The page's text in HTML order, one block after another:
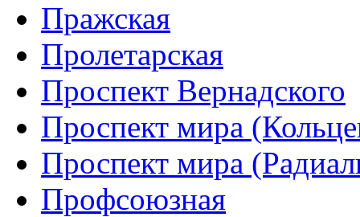
Пражская
Пролетарская
Проспект Вернадского
Проспект мира
Проспект мира
Профсоюзная